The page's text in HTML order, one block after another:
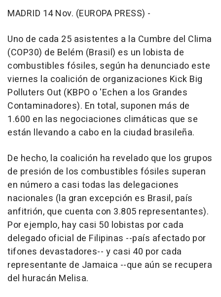
MADRID 14 Nov. (EUROPA PRESS) -
Uno de cada 25 asistentes a la Cumbre del Clima
(COP30) de Belém (Brasil) es un lobista de
combustibles fósiles, según ha denunciado este
viernes la coalición de organizaciones Kick Big
Polluters Out (KBPO o 'Echen a los Grandes
Contaminadores). En total, suponen más de
1.600 en las negociaciones climáticas que se
están llevando a cabo en la ciudad brasileña.
De hecho, la coalición ha revelado que los grupos
de presión de los combustibles fósiles superan
en número a casi todas las delegaciones
nacionales (la gran excepción es Brasil, país
anfitrión, que cuenta con 3.805 representantes).
Por ejemplo, hay casi 50 lobistas por cada
delegado oficial de Filipinas --país afectado por
tifones devastadores-- y casi 40 por cada
representante de Jamaica --que aún se recupera
del huracán Melisa.